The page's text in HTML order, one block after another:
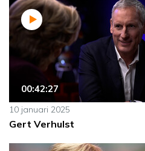
00:42:27
10 januari 2025
Gert Verhulst